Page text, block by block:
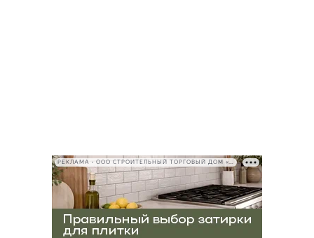
РЕКЛАМА • ООО СТРОИТЕЛЬНЫЙ ТОРГОВЫЙ ДОМ «ПЕТРОВИЧ», ИНН 7802348846